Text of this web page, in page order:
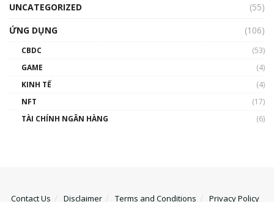
UNCATEGORIZED
(55)
ỨNG DỤNG
(106)
CBDC
(53)
GAME
(4)
KINH TẾ
(4)
NFT
(17)
TÀI CHÍNH NGÂN HÀNG
(6)
Contact Us Disclaimer Terms and Conditions Privacy Policy